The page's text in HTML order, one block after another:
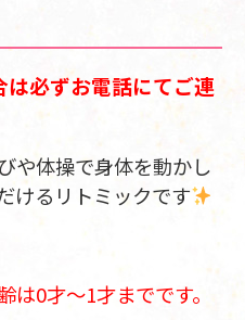
は必ずお電話にてご連
や体操で身体を動かし
けるリトミックです
は0才～1才までです。